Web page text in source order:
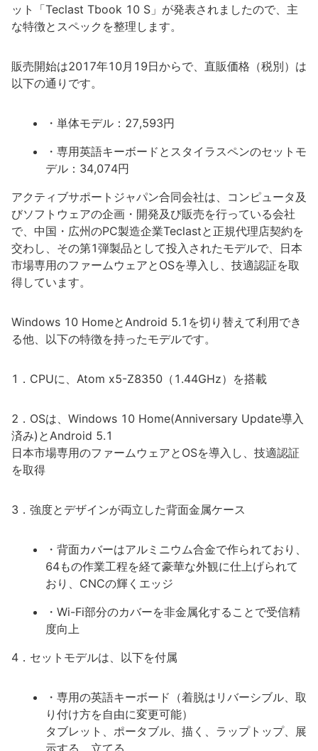
ット「Teclast Tbook 10 S」が発表されましたので、主
な特徴とスペックを整理します。
販売開始は2017年10月19日からで、直販価格（税別）は
以下の通りです。
・単体モデル：27,593円
・専用英語キーボードとスタイラスペンのセットモ
デル：34,074円
アクティブサポートジャパン合同会社は、コンピュータ及
びソフトウェアの企画・開発及び販売を行っている会社
で、中国・広州のPC製造企業Teclastと正規代理店契約を
交わし、その第1弾製品として投入されたモデルで、日本
市場専用のファームウェアとOSを導入し、技適認証を取
得しています。
Windows 10 HomeとAndroid 5.1を切り替えて利用でき
る他、以下の特徴を持ったモデルです。
1．CPUに、Atom x5-Z8350（1.44GHz）を搭載
2．OSは、Windows 10 Home(Anniversary Update導入
済み)とAndroid 5.1
日本市場専用のファームウェアとOSを導入し、技適認証
を取得
3．強度とデザインが両立した背面金属ケース
・背面カバーはアルミニウム合金で作られており、
64もの作業工程を経て豪華な外観に仕上げられて
おり、CNCの輝くエッジ
・Wi-Fi部分のカバーを非金属化することで受信精
度向上
4．セットモデルは、以下を付属
・専用の英語キーボード（着脱はリバーシブル、取
り付け方を自由に変更可能）
タブレット、ポータブル、描く、ラップトップ、展
示する、立てる